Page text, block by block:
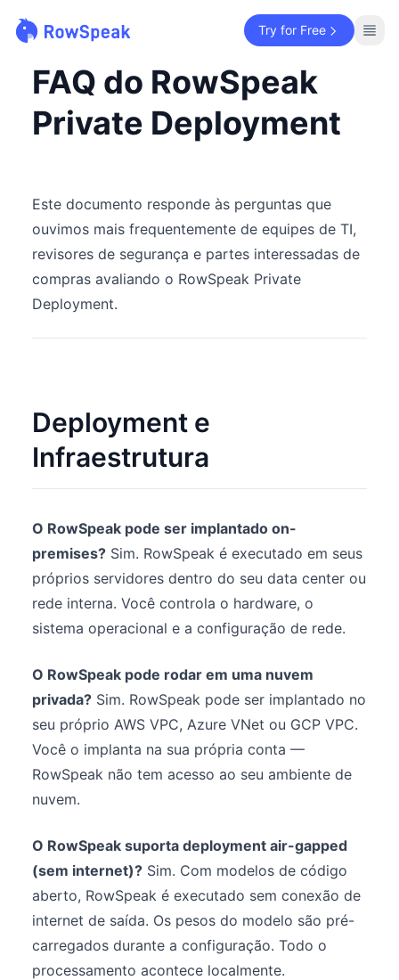
Try for Free
FAQ do RowSpeak
Private Deployment
Este documento responde às perguntas que
ouvimos mais frequentemente de equipes de TI,
revisores de segurança e partes interessadas de
compras avaliando o RowSpeak Private
Deployment.
Deployment e
Infraestrutura
O RowSpeak pode ser implantado on-
premises? Sim. RowSpeak é executado em seus
próprios servidores dentro do seu data center ou
rede interna. Você controla o hardware, o
sistema operacional e a configuração de rede.
O RowSpeak pode rodar em uma nuvem
privada? Sim. RowSpeak pode ser implantado no
seu próprio AWS VPC, Azure VNet ou GCP VPC.
Você o implanta na sua própria conta —
RowSpeak não tem acesso ao seu ambiente de
nuvem.
O RowSpeak suporta deployment air-gapped
(sem internet)? Sim. Com modelos de código
aberto, RowSpeak é executado sem conexão de
internet de saída. Os pesos do modelo são pré-
carregados durante a configuração. Todo o
processamento acontece localmente.